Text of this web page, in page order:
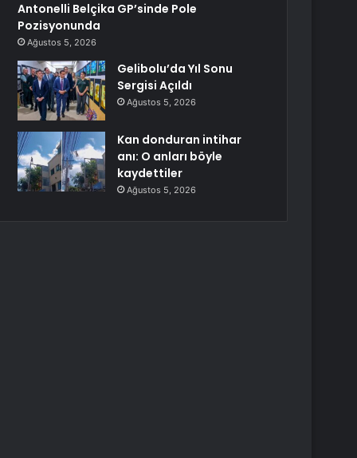
Antonelli Belçika GP’sinde Pole
Pozisyonunda
Ağustos 5, 2026
Gelibolu’da Yıl Sonu
Sergisi Açıldı
Ağustos 5, 2026
Kan donduran intihar
anı: O anları böyle
kaydettiler
Ağustos 5, 2026